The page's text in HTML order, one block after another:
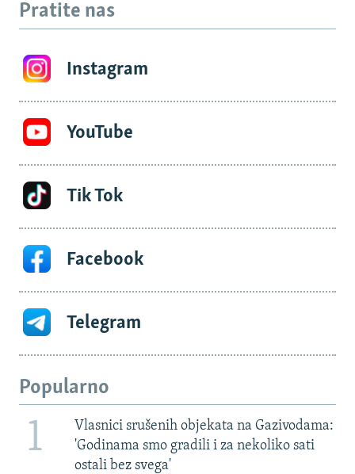
Pratite nas
Instagram
YouTube
Tik Tok
Facebook
Telegram
Popularno
1
Vlasnici srušenih objekata na Gazivodama:
'Godinama smo gradili i za nekoliko sati
ostali bez svega'